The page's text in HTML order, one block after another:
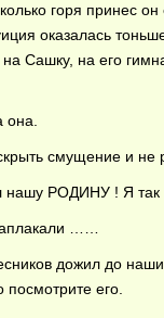
горя принес
оказалась
Сашку, на его
она.
смущение и не
РОДИНУ ! Я так
……
дожил до
его.